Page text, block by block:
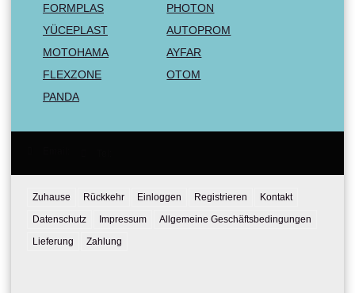
FORMPLAS
PHOTON
YÜCEPLAST
AUTOPROM
MOTOHAMA
AYFAR
FLEXZONE
OTOM
PANDA
Zuhause Rückkehr Einloggen Registrieren
Kontakt
Datenschutz
Impressum
Allgemeine Geschäftsbedingungen
Lieferung
Zahlung